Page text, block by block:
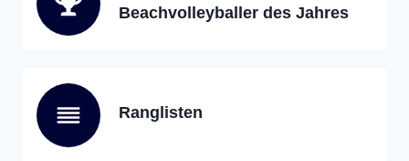
Beachvolleyballer des Jahres
Ranglisten